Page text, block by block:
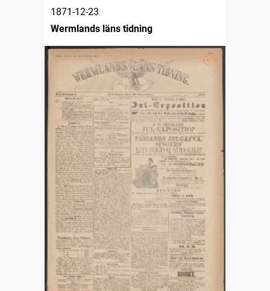
1871-12-23
Wermlands läns tidning